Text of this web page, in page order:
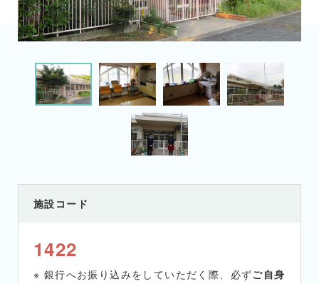
施設コード
1422
※ 銀行へお振り込みをしていただく際、必ずご自身